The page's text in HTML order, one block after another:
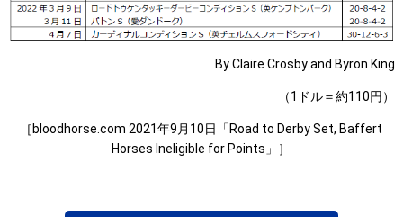
By Claire Crosby and Byron King
（1ドル＝約110円）
［bloodhorse.com 2021年9月10日「Road to Derby Set, Baffert
Horses Ineligible for Points」］